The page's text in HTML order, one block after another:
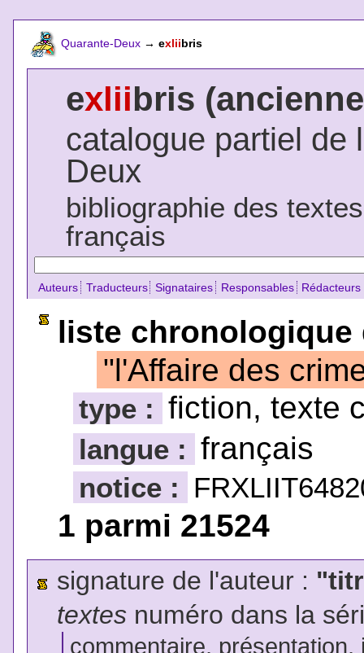
Quarante-Deux → exliibris
exliibris
catalogue partiel de
Deux
bibliographie des
français
Auteurs Traducteurs Signataires Responsables Rédacteurs
liste chronologique
"l'Affaire des
type : fiction, texte
langue : français
notice :
1 parmi 21524
signature de l'auteur :
textesnuméro dans la
commentaire,